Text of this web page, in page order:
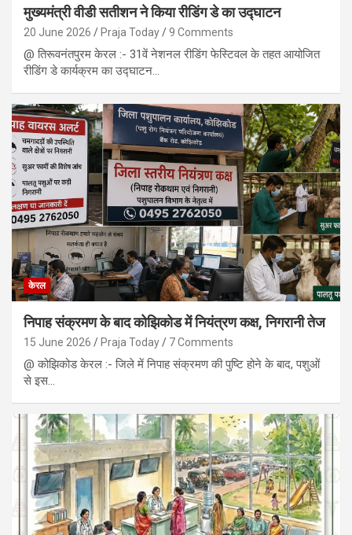
मुख्यमंत्री वीडी सतीशन ने किया रीडिंग डे का उद्घाटन
20 June 2026 Praja Today 9 Comments
@ तिरूवनंतपुरम केरल :- 31वें नेशनल रीडिंग फेस्टिवल के तहत आयोजित
रीडिंग डे कार्यक्रम का उद्घाटन…
केरल
निपाह संक्रमण के बाद कोझिकोड में नियंत्रण कक्ष, निगरानी तेज
15 June 2026 Praja Today 7 Comments
@ कोझिकोड केरल :- जिले में निपाह संक्रमण की पुष्टि होने के बाद, पशुओं
से इस…